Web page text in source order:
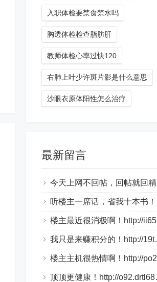
入职体检要禁食禁水吗
胸透体检检查脂肪肝
教师体检心率过快120
右肺上叶少许斑片影是什么意思
沙眼衣原体阳性怎么治疗
最新留言
今天上网不回帖，回帖就回精华帖！http://1aky9.bjkylp.com/
听楼主一席话，省我十本书！http://csi70c.whhongri.com/
楼主最近很消极啊！http://ii65v.loveho.net/
我只是来赚积分的！http://19tk.hlnrg.com/
楼主主机很热情啊！http://po2.bbmpg.com/
顶顶更健康！http://o92.drtl688.com/